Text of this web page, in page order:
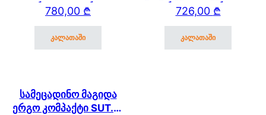
გვერდითა თაროთი
780,00 ₾
კალათაში
გვერდითა თაროთი
726,00 ₾
კალათაში
სამეცადინო მაგიდა
ერგო კომპაქტი SUT.13